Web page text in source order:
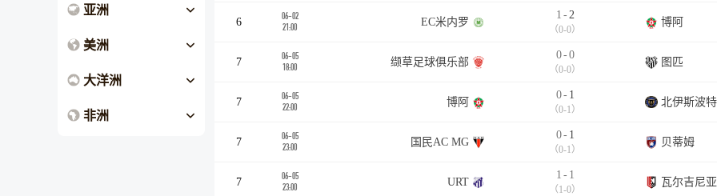
亚洲
美洲
大洋洲
非洲
6
06-02
21:00
EC米内罗
1 - 2
（0-0）
博阿
7
06-05
18:00
缬草足球俱乐部
0- 0
（0-0）
图匹
7
06-05
22:00
博阿
0- 1
（0-1）
北伊斯波特
7
06-05
23:00
国民AC MG
0- 1
（0-1）
贝蒂姆
7
06-05
23:00
URT
1 - 1
（1-0）
瓦尔吉尼亚